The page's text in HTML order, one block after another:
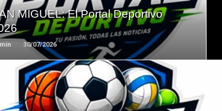
MIGUEL: El Portal Deportivo
30/07/2026